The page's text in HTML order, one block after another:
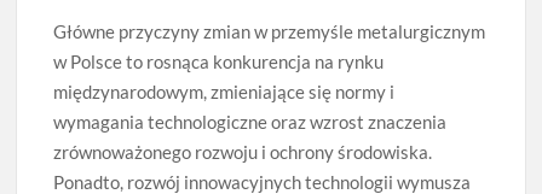
Główne przyczyny zmian w przemyśle metalurgicznym
w Polsce to rosnąca konkurencja na rynku
międzynarodowym, zmieniające się normy i
wymagania technologiczne oraz wzrost znaczenia
zrównoważonego rozwoju i ochrony środowiska.
Ponadto, rozwój innowacyjnych technologii wymusza